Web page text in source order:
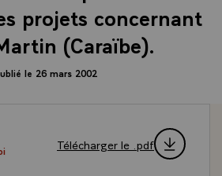
projets concernant
(Caraïbe).
le 26 mars 2002
Télécharger le .pdf